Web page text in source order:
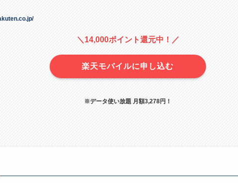
＼14,000ポイント還元中！／
楽天モバイルに申し込む
※データ使い放題 月額3,278円！